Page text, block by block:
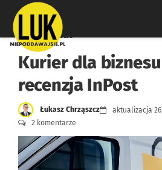
contentFinanse firmowe
Kurier dla
recenzja InPost
aktualizacja
Łukasz Chrząszcz
2 komentarze